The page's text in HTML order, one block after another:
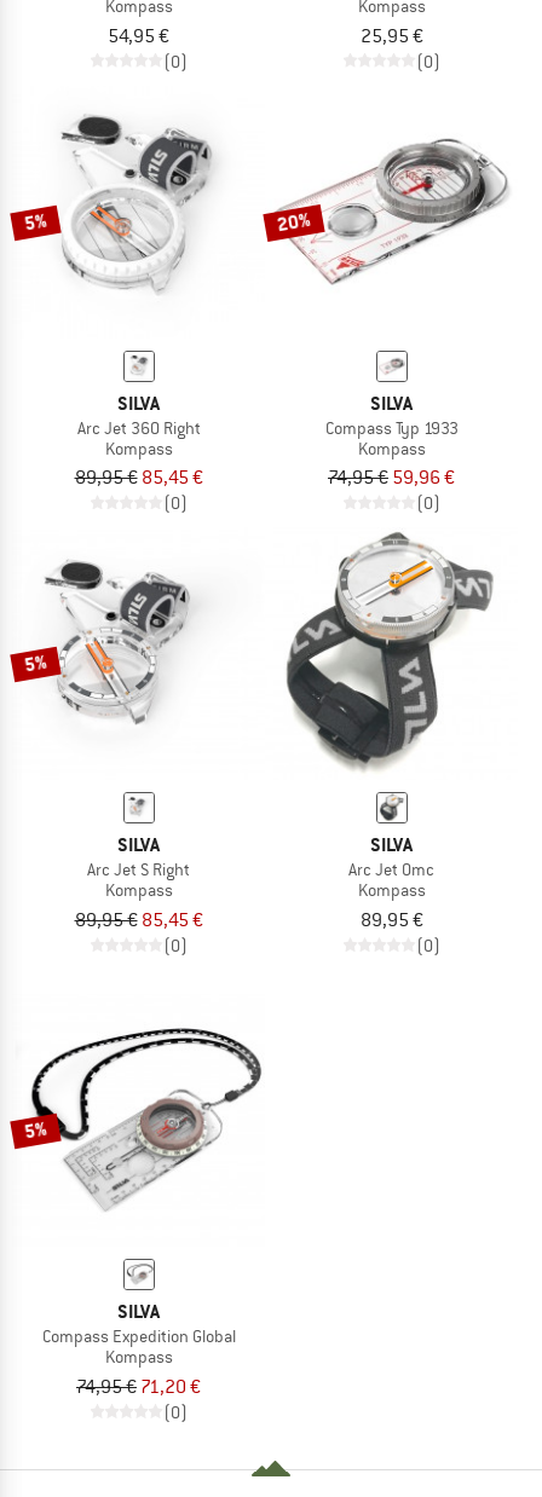
Kompass
54,95 €
(0)
Kompass
25,95 €
(0)
5%
SILVA
Arc Jet 360 Right
Kompass
89,95 € 85,45 €
(0)
20%
SILVA
Compass Typ 1933
Kompass
74,95 € 59,96 €
(0)
5%
SILVA
Arc Jet S Right
Kompass
89,95 € 85,45 €
(0)
SILVA
Arc Jet Omc
Kompass
89,95 €
(0)
5%
SILVA
Compass Expedition Global
Kompass
74,95 € 71,20 €
(0)